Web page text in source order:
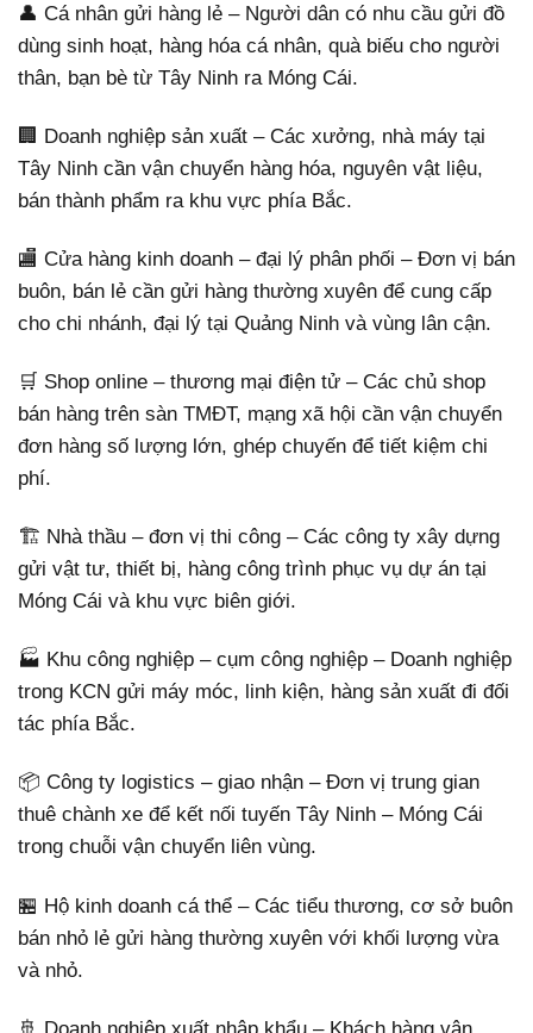
👤 Cá nhân gửi hàng lẻ – Người dân có nhu cầu gửi đồ
dùng sinh hoạt, hàng hóa cá nhân, quà biếu cho người
thân, bạn bè từ Tây Ninh ra Móng Cái.
🏢 Doanh nghiệp sản xuất – Các xưởng, nhà máy tại
Tây Ninh cần vận chuyển hàng hóa, nguyên vật liệu,
bán thành phẩm ra khu vực phía Bắc.
🏬 Cửa hàng kinh doanh – đại lý phân phối – Đơn vị bán
buôn, bán lẻ cần gửi hàng thường xuyên để cung cấp
cho chi nhánh, đại lý tại Quảng Ninh và vùng lân cận.
🛒 Shop online – thương mại điện tử – Các chủ shop
bán hàng trên sàn TMĐT, mạng xã hội cần vận chuyển
đơn hàng số lượng lớn, ghép chuyến để tiết kiệm chi
phí.
🏗 Nhà thầu – đơn vị thi công – Các công ty xây dựng
gửi vật tư, thiết bị, hàng công trình phục vụ dự án tại
Móng Cái và khu vực biên giới.
🏭 Khu công nghiệp – cụm công nghiệp – Doanh nghiệp
trong KCN gửi máy móc, linh kiện, hàng sản xuất đi đối
tác phía Bắc.
📦 Công ty logistics – giao nhận – Đơn vị trung gian
thuê chành xe để kết nối tuyến Tây Ninh – Móng Cái
trong chuỗi vận chuyển liên vùng.
🏪 Hộ kinh doanh cá thể – Các tiểu thương, cơ sở buôn
bán nhỏ lẻ gửi hàng thường xuyên với khối lượng vừa
và nhỏ.
🚢 Doanh nghiệp xuất nhập khẩu – Khách hàng vận